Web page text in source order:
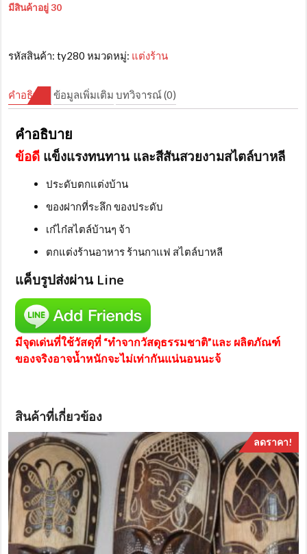
฿490.00.
price
มีสินค้าอยู่ 30
รหัสสินค้า:ty280 หมวดหมู่: แต่งร้าน
คำอธิบาย ข้อมูลเพิ่มเติม บทวิจารณ์ (0)
คำอธิบาย
ข้อดี แข็งแรงทนทาน และสีสันสวยงามสไตล์บาหลี
ประดับตกแต่งบ้าน
ของฝากที่ระลึก ของประดับ
เก๋ไก๋สไตล์บ้านๆ จ้า
ตกแต่งร้านอาหาร ร้านกาเเฟ สไตล์บาหลี
แค็บรูปส่งผ่าน Line
มีจุดเด่นที่ใช้วัสดุที่ “ทำจากวัสดุธรรมชาติ”และ ผลิตภัณฑ์
ของจริงอาจน้ำหนักจะไม่เท่ากันแน่นอนนะจ้
สินค้าที่เกี่ยวข้อง
ลดราคา!